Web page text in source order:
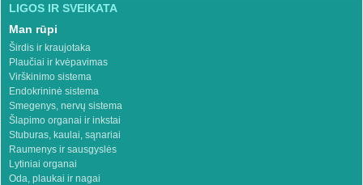
LIGOS IR SVEIKATA
Man rūpi
Širdis ir kraujotaka
Plaučiai ir kvėpavimas
Virškinimo sistema
Endokrininė sistema
Smegenys, nervų sistema
Šlapimo organai ir inkstai
Stuburas, kaulai, sąnariai
Raumenys ir sausgyslės
Lytiniai organai
Oda, plaukai ir nagai